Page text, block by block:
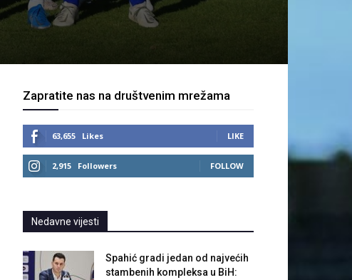
Zapratite nas na društvenim mrežama
63,655 Likes LIKE
2,915 Followers FOLLOW
Nedavne vijesti
Spahić gradi jedan od najvećih
stambenih kompleksa u BiH: